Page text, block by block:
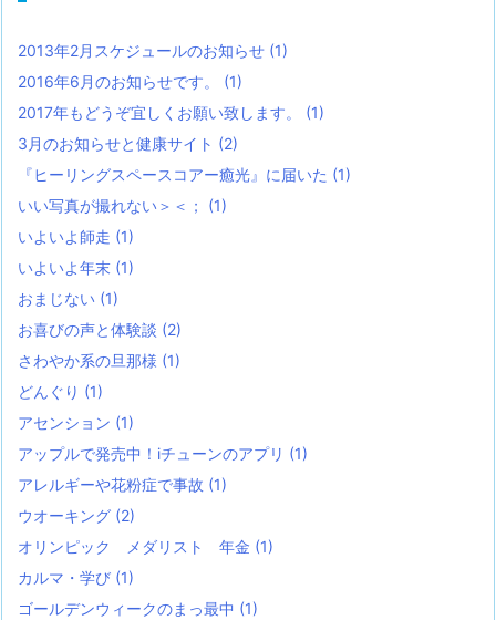
2013年2月スケジュールのお知らせ (1)
2016年6月のお知らせです。 (1)
2017年もどうぞ宜しくお願い致します。 (1)
3月のお知らせと健康サイト (2)
『ヒーリングスペースコアー癒光』に届いた (1)
いい写真が撮れない＞＜； (1)
いよいよ師走 (1)
いよいよ年末 (1)
おまじない (1)
お喜びの声と体験談 (2)
さわやか系の旦那様 (1)
どんぐり (1)
アセンション (1)
アップルで発売中！iチューンのアプリ (1)
アレルギーや花粉症で事故 (1)
ウオーキング (2)
オリンピック メダリスト 年金 (1)
カルマ・学び (1)
ゴールデンウィークのまっ最中 (1)